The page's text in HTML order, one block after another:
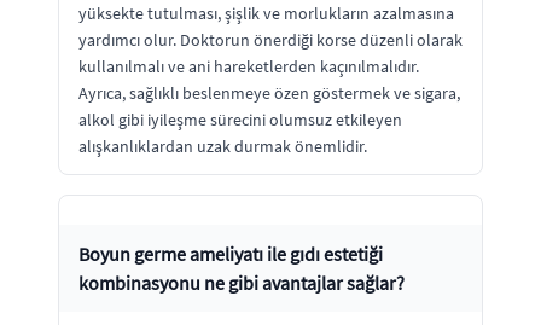
yüksekte tutulması, şişlik ve morlukların azalmasına
yardımcı olur. Doktorun önerdiği korse düzenli olarak
kullanılmalı ve ani hareketlerden kaçınılmalıdır.
Ayrıca, sağlıklı beslenmeye özen göstermek ve sigara,
alkol gibi iyileşme sürecini olumsuz etkileyen
alışkanlıklardan uzak durmak önemlidir.
Boyun germe ameliyatı ile gıdı estetiği
kombinasyonu ne gibi avantajlar sağlar?